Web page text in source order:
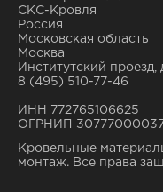
СКС-Кровля
Россия
Московская область
Москва
Институтский проезд,
8 (495) 510-77-46
ИНН 772765106625
ОГРНИП
Кровельные
монтаж. Все права